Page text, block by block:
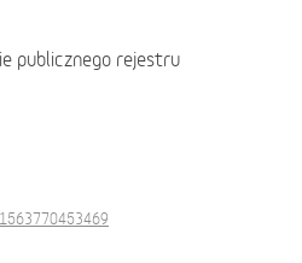
publicznego rejestru